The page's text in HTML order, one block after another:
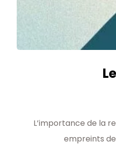
L’importance de la
empreints